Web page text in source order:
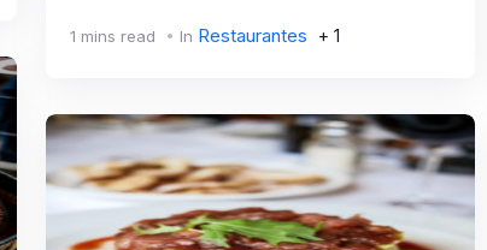
1 mins read In Restaurantes + 1